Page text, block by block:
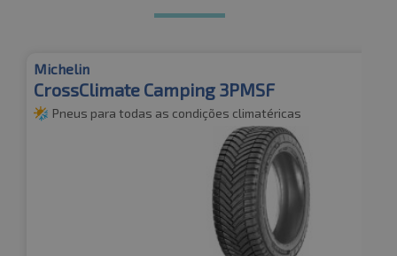
Michelin
CrossClimate Camping 3PMSF
Pneus para todas as condições climatéricas